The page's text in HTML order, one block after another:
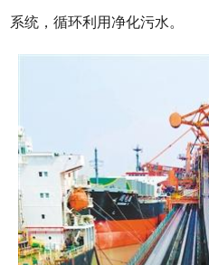
系统，循环利用净化污水。